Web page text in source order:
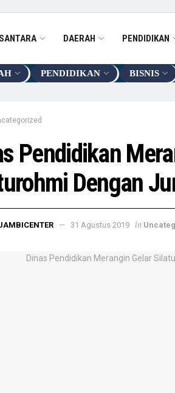
DAERAH PENDIDIKAN
PENDIDIKAN BISNIS
Pendidikan
Dengan
31 Agustus 2019 in